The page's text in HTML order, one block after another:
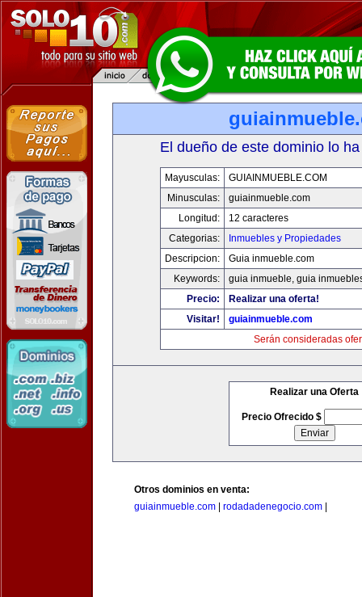
El dueño de este dominio lo
Mayusculas:
GUIAINMUEBLE.COM
Minusculas:
guiainmueble.com
Longitud:
12 caracteres
Categorias:
Inmuebles y Propiedades
Descripcion:
Guia inmueble.com
Keywords:
guia inmueble, guia
Precio:
Realizar una oferta!
Visitar!
guiainmueble.com
Serán consideradas
Realizar una Oferta
Precio Ofrecido $
Otros dominios en venta:
guiainmueble.com
rodadadenegocio.com